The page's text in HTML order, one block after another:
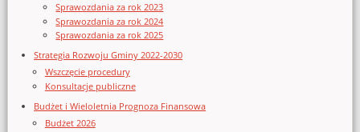
Sprawozdania za rok 2023
Sprawozdania za rok 2024
Sprawozdania za rok 2025
Strategia Rozwoju Gminy 2022-2030
Wszczęcie procedury
Konsultacje publiczne
Budżet i Wieloletnia Prognoza Finansowa
Budżet 2026